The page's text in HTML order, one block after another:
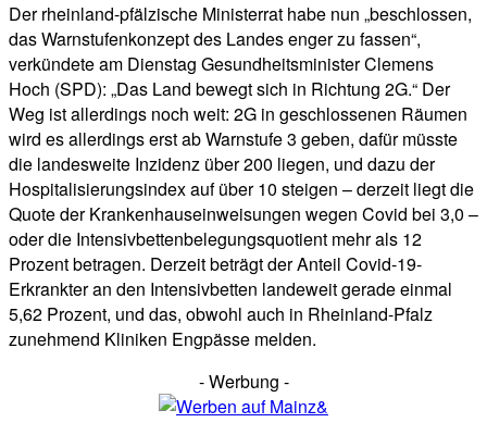
Der rheinland-pfälzische Ministerrat habe nun „beschlossen,
das Warnstufenkonzept des Landes enger zu fassen“,
verkündete am Dienstag Gesundheitsminister Clemens
Hoch (SPD): „Das Land bewegt sich in Richtung 2G.“ Der
Weg ist allerdings noch weit: 2G in geschlossenen Räumen
wird es allerdings erst ab Warnstufe 3 geben, dafür müsste
die landesweite Inzidenz über 200 liegen, und dazu der
Hospitalisierungsindex auf über 10 steigen – derzeit liegt die
Quote der Krankenhauseinweisungen wegen Covid bei 3,0 –
oder die Intensivbettenbelegungsquotient mehr als 12
Prozent betragen. Derzeit beträgt der Anteil Covid-19-
Erkrankter an den Intensivbetten landeweit gerade einmal
5,62 Prozent, und das, obwohl auch in Rheinland-Pfalz
zunehmend Kliniken Engpässe melden.
- Werbung -